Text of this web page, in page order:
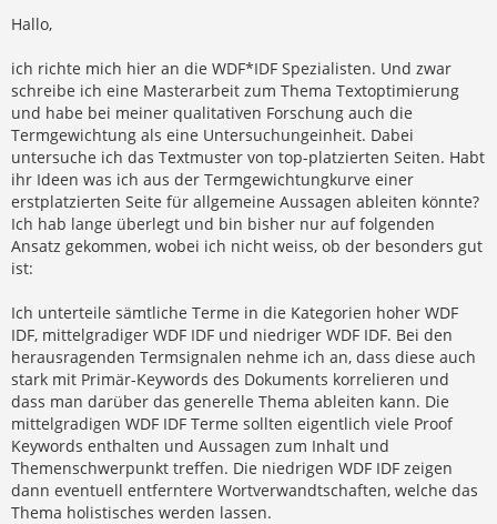
r
a
Hallo,
ich richte mich hier an die WDF*IDF Spezialisten. Und zwar
schreibe ich eine Masterarbeit zum Thema Textoptimierung
und habe bei meiner qualitativen Forschung auch die
Termgewichtung als eine Untersuchungeinheit. Dabei
untersuche ich das Textmuster von top-platzierten Seiten. Habt
ihr Ideen was ich aus der Termgewichtungkurve einer
erstplatzierten Seite für allgemeine Aussagen ableiten könnte?
Ich hab lange überlegt und bin bisher nur auf folgenden
Ansatz gekommen, wobei ich nicht weiss, ob der besonders gut
ist:
Ich unterteile sämtliche Terme in die Kategorien hoher WDF
IDF, mittelgradiger WDF IDF und niedriger WDF IDF. Bei den
herausragenden Termsignalen nehme ich an, dass diese auch
stark mit Primär-Keywords des Dokuments korrelieren und
dass man darüber das generelle Thema ableiten kann. Die
mittelgradigen WDF IDF Terme sollten eigentlich viele Proof
Keywords enthalten und Aussagen zum Inhalt und
Themenschwerpunkt treffen. Die niedrigen WDF IDF zeigen
dann eventuell entferntere Wortverwandtschaften, welche das
Thema holistisches werden lassen.